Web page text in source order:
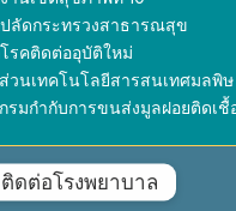
ลัดกระทรวงสาธารณสุข
รคติดต่ออุบัติใหม่
วนเทคโนโลยีสารสนเทศมลพิษ
รมกำกับการขนส่งมูลฝอยติดเชื้
ติดต่อโรงพยาบาล